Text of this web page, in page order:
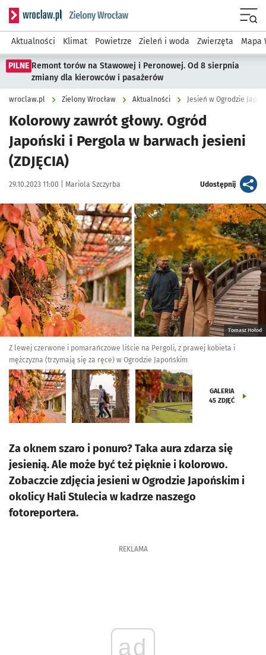
Serwis informacyjny wroclaw.pl podserwis: Środowisko we
Aktualności Klimat Powietrze Zieleń i woda Zwierzęta Mapa
PILNE Remont torów na Stawowej i Peronowej. Od 8 sierpnia
zmiany dla kierowców i pasażerów
wroclaw.pl Zielony Wrocław Aktualności Jesień w Ogrodzie
Kolorowy zawrót głowy. Ogród
Japoński i Pergola w barwach jesieni
(ZDJĘCIA)
Data publikacji:
29.10.2023 11:00 | Autor:
Mariola Szczyrba Udostępnijartykuł
Kliknij, aby zobaczyć galerię
Tomasz Hołod
Z lewej czerwone i pomarańczowe liście na Pergoli, z prawej kobieta i
mężczyzna (trzymają się za ręce) w Ogrodzie Japońskim
GALERIA
45 ZDJĘĆ
Za oknem szaro i ponuro? Taka aura zdarza się
jesienią. Ale może być też pięknie i kolorowo.
Zobaczcie zdjęcia jesieni w Ogrodzie Japońskim i
okolicy Hali Stulecia w kadrze naszego
fotoreportera.
REKLAMA
ad